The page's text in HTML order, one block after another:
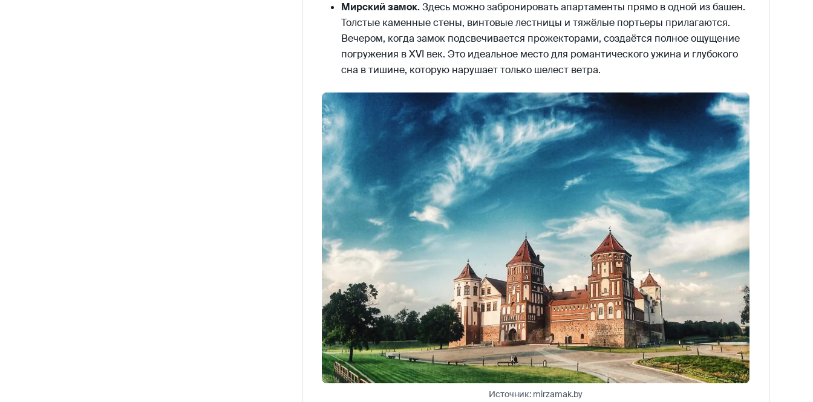
Мирский замок.Здесь можно забронировать апартаменты прямо в одной из башен.
Толстые каменные стены, винтовые лестницы и тяжёлые портьеры прилагаются.
Вечером, когда замок подсвечивается прожекторами, создаётся полное ощущение
погружения в XVI век. Это идеальное место для романтического ужина и глубокого
сна в тишине, которую нарушает только шелест ветра.
Источник: mirzamak.by